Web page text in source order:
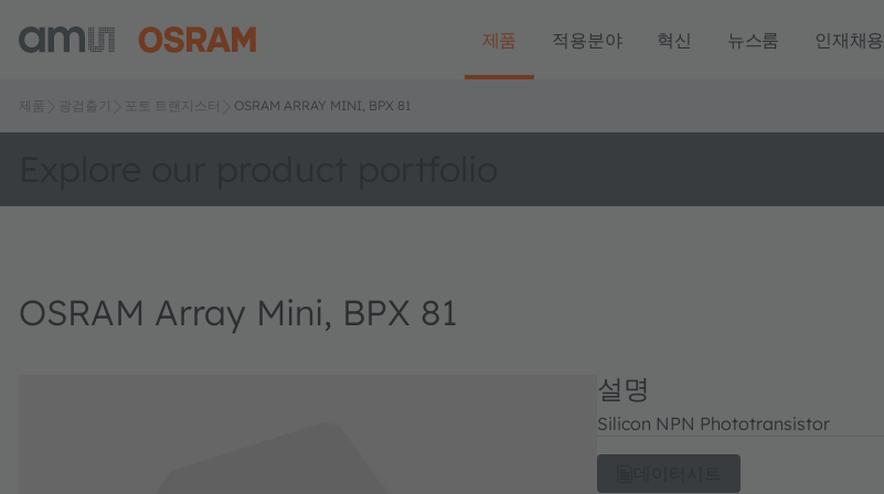
제품 적용분야 혁신 뉴스룸 인재채용
제품 광검출기 포토 트랜지스터 OSRAM ARRAY MINI, BPX 81
OSRAM Array Mini, BPX 81
설명
Silicon NPN Phototransistor